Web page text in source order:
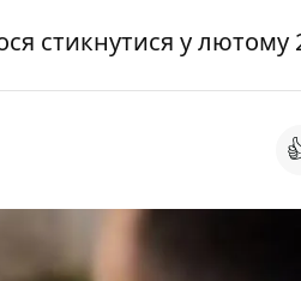
стикнутися у лютому